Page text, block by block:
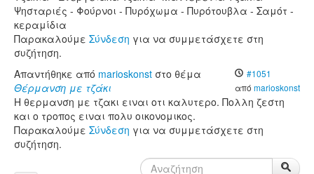
Ψησταριές - Φούρνοι - Πυρόχωμα - Πυρότουβλα - Σαμότ -
κεραμίδια
Παρακαλούμε Σύνδεση για να συμμετάσχετε στη
συζήτηση.
#1051
από marioskonst
Απαντήθηκε από marioskonst στο θέμα
Θέρμανση με τζάκι
Η θερμανση με τζακι ειναι οτι καλυτερο. Πολλη ζεστη
και ο τροπος ειναι πολυ οικονομικος.
Παρακαλούμε Σύνδεση για να συμμετάσχετε στη
συζήτηση.